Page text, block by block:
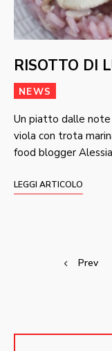
RISOTTO DI
NEWS
Un piatto dalle
viola con trota
food blogger
LEGGI ARTICOLO
Prev